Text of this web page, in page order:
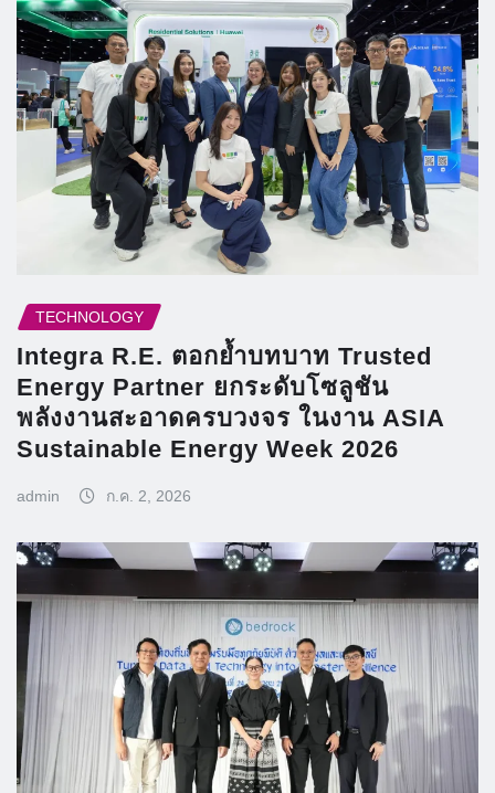
TECHNOLOGY
Integra R.E. ตอกย้ำบทบาท Trusted
Energy Partner ยกระดับโซลูชัน
พลังงานสะอาดครบวงจร ในงาน ASIA
Sustainable Energy Week 2026
admin ก.ค. 2, 2026